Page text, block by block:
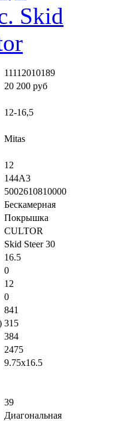
11112010189
20 200 руб
12-16,5
Mitas
12
144A3
5002610810000
Бескамерная
Покрышка
CULTOR
Skid Steer 30
16.5
0
12
0
841
315
384
2475
9.75x16.5
39
Диагональная